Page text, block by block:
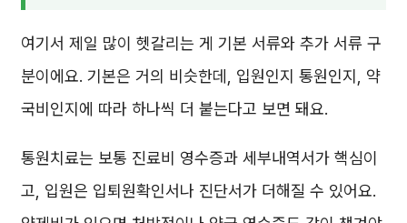
여기서 제일 많이 헷갈리는 게 기본 서류와 추가 서류 구
분이에요. 기본은 거의 비슷한데, 입원인지 통원인지, 약
국비인지에 따라 하나씩 더 붙는다고 보면 돼요.
통원치료는 보통 진료비 영수증과 세부내역서가 핵심이
고, 입원은 입퇴원확인서나 진단서가 더해질 수 있어요.